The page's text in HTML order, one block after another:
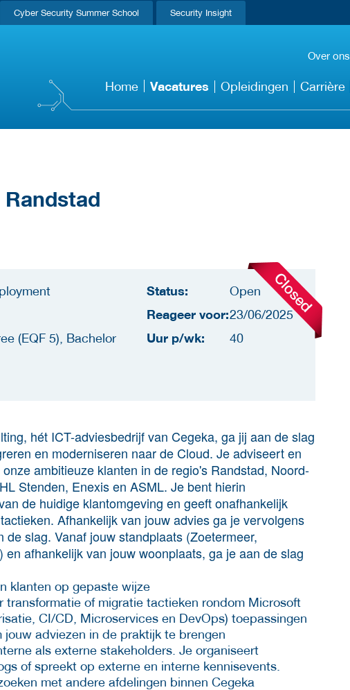
Cyber Security Summer School Security Insight
Over ons
Home Vacatures Opleidingen Carrière
(EQF 5), Bachelor
Status: Open
Reageer voor:23/06/2025
Uur p/wk: 40
hét ICT-adviesbedrijf van Cegeka, ga jij aan de slag
en moderniseren naar de Cloud. Je adviseert en
ambitieuze klanten in de regio's Randstad, Noord-
Stenden, Enexis en ASML. Je bent hierin
de huidige klantomgeving en geeft onafhankelijk
Afhankelijk van jouw advies ga je vervolgens
slag. Vanaf jouw standplaats (Zoetermeer,
afhankelijk van jouw woonplaats, ga je aan de slag
klanten op gepaste wijze
transformatie of migratie tactieken rondom Microsoft
CI/CD, Microservices en DevOps) toepassingen
adviezen in de praktijk te brengen
als externe stakeholders. Je organiseert
of spreekt op externe en interne kennisevents.
met andere afdelingen binnen Cegeka